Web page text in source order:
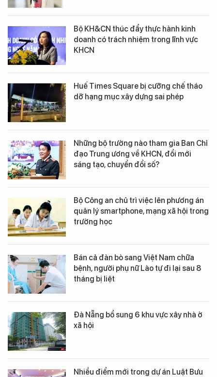
Bộ KH&CN thúc đẩy thực hành kinh
doanh có trách nhiệm trong lĩnh vực
KHCN
Huế Times Square bị cưỡng chế tháo
dỡ hạng mục xây dựng sai phép
Những bộ trưởng nào tham gia Ban Chỉ
đạo Trung ương về KHCN, đổi mới
sáng tạo, chuyển đổi số?
Bộ Công an chủ trì việc lên phương án
quản lý smartphone, mạng xã hội trong
trường học
Bán cả đàn bò sang Việt Nam chữa
bệnh, người phụ nữ Lào tự đi lại sau 8
tháng bị liệt
Đà Nẵng bổ sung 6 khu vực xây nhà ở
xã hội
Nhiều điểm mới trong dự án Luật Bưu